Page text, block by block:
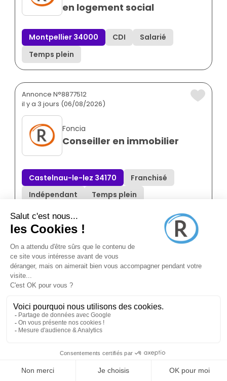
en logement social
Montpellier 34000 CDI
Salarié
Temps plein
Annonce N°8877512
il y a 3 jours (06/08/2026)
Foncia
Conseiller en immobilier
Castelnau-le-lez 34170
Franchisé
Indépendant
Temps plein
Annonce N°8876011
il y a 4 jours (05/08/2026)
Olydes
Conseiller en immobilier
Montpellier 34000
Indépendant
Temps plein
Annonce N°8876006